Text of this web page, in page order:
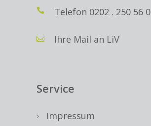
Telefon 0202 . 250 56 0
Ihre Mail an LiV
Service
Impressum